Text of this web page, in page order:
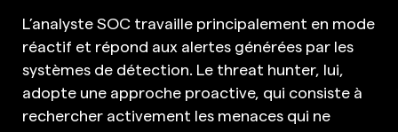
L’analyste SOC travaille principalement en mode
réactif et répond aux alertes générées par les
systèmes de détection. Le threat hunter, lui,
adopte une approche proactive, qui consiste à
rechercher activement les menaces qui ne